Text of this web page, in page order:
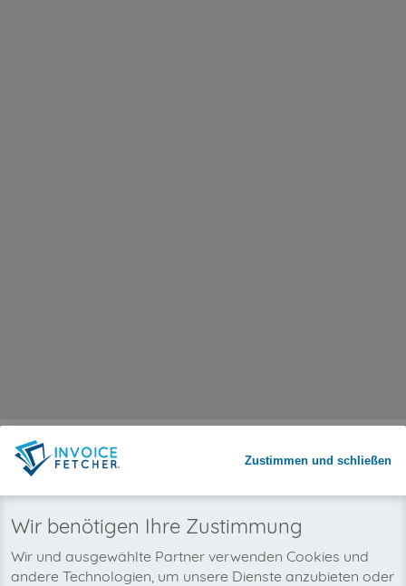
invoicefetcher® meets BuchhaltungsButler:
Wie wird Buchhaltungsbutler mit
invoicefetcher® verbunden?
Zustimmen und schließen
Wir benötigen Ihre Zustimmung
Wir und ausgewählte Partner verwenden Cookies und
andere Technologien, um unsere Dienste anzubieten oder